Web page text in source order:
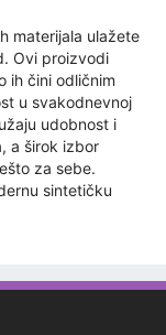
materijala ulažete
Ovi proizvodi
ih čini odličnim
u svakodnevnoj
udobnost i
a širok izbor
za sebe.
sintetičku